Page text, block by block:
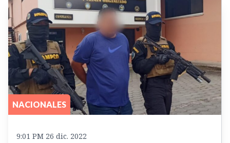
NACIONALES
9:01 PM 26 dic. 2022